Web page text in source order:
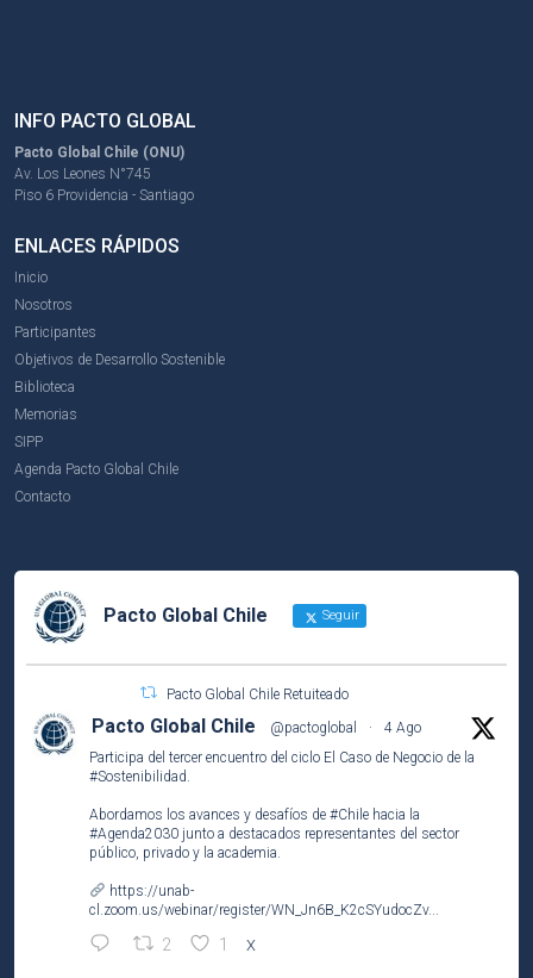
INFO PACTO GLOBAL
Pacto Global Chile (ONU)
Av. Los Leones N°745
Piso 6 Providencia - Santiago
ENLACES RÁPIDOS
Inicio
Nosotros
Participantes
Objetivos de Desarrollo Sostenible
Biblioteca
Memorias
SIPP
Agenda Pacto Global Chile
Contacto
Pacto Global Chile Seguir
Pacto Global Chile Retuiteado
Pacto Global Chile @pactoglobal ·
4 Ago
Participa del tercer encuentro del ciclo El Caso de Negocio de la
#Sostenibilidad
Abordamos los avances y desafíos de #Chile hacia la
#Agenda2030 junto a destacados representantes del sector
público, privado y la academia.
https://unab-
cl.zoom.us/webinar/register/WN_Jn6B_K2cSYudocZv...
2 1 X